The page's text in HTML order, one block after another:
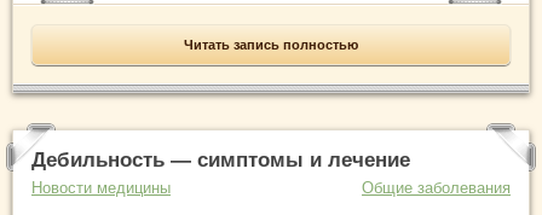
Читать запись полностью
Дебильность — симптомы и лечение
Новости медицины Общие заболевания